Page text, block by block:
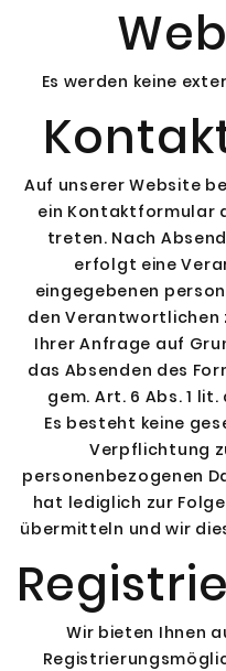
Es werden keine
Auf unserer Website
ein Kontaktformular
treten. Nach
erfolgt eine
eingegebenen
den Verantwortlichen
Ihrer Anfrage auf
das Absenden des
gem. Art. 6 Abs. 1
Es besteht keine
Verpflichtung
personenbezogenen
hat lediglich zur
übermitteln und wir
Wir bieten Ihnen